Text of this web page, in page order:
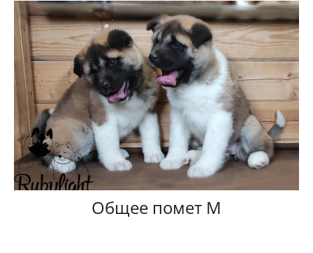
Общее помет М